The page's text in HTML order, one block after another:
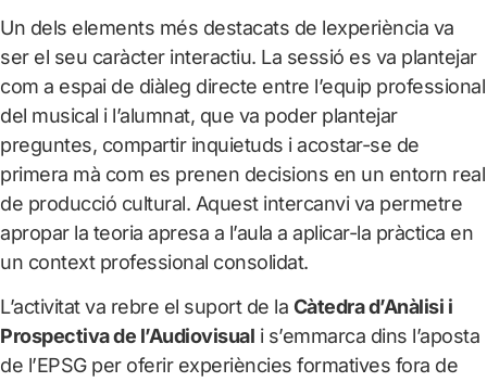
Un dels elements més destacats de lexperiència va
ser el seu caràcter interactiu. La sessió es va plantejar
com a espai de diàleg directe entre l’equip professional
del musical i l’alumnat, que va poder plantejar
preguntes, compartir inquietuds i acostar-se de
primera mà com es prenen decisions en un entorn real
de producció cultural. Aquest intercanvi va permetre
apropar la teoria apresa a l’aula a aplicar-la pràctica en
un context professional consolidat.
L’activitat va rebre el suport de la Càtedra d’Anàlisi i
Prospectiva de l’Audiovisual i s’emmarca dins l’aposta
de l’EPSG per oferir experiències formatives fora de